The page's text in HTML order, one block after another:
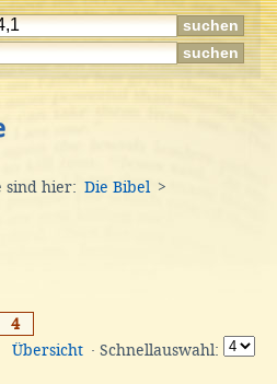
sind hier: Die Bibel
>
4
Übersicht · Schnellauswahl: